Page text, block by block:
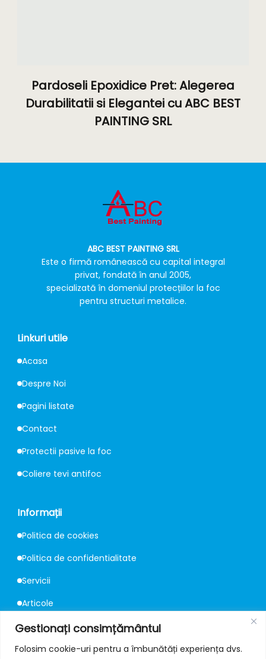
Gestionați consimțământul
Folosim cookie-uri pentru a îmbunătăți experiența dvs.
Pardoseli Epoxidice Pret: Alegerea
Durabilitatii si Elegantei cu ABC BEST
PAINTING SRL
ABC BEST PAINTING SRL
Este o firmă românească cu capital integral
privat, fondată în anul 2005,
specializată în domeniul protecțiilor la foc
pentru structuri metalice.
Linkuri utile
Acasa
Despre Noi
Pagini listate
Contact
Protectii pasive la foc
Coliere tevi antifoc
Informații
Politica de cookies
Politica de confidentialitate
Servicii
Articole
Consultanță